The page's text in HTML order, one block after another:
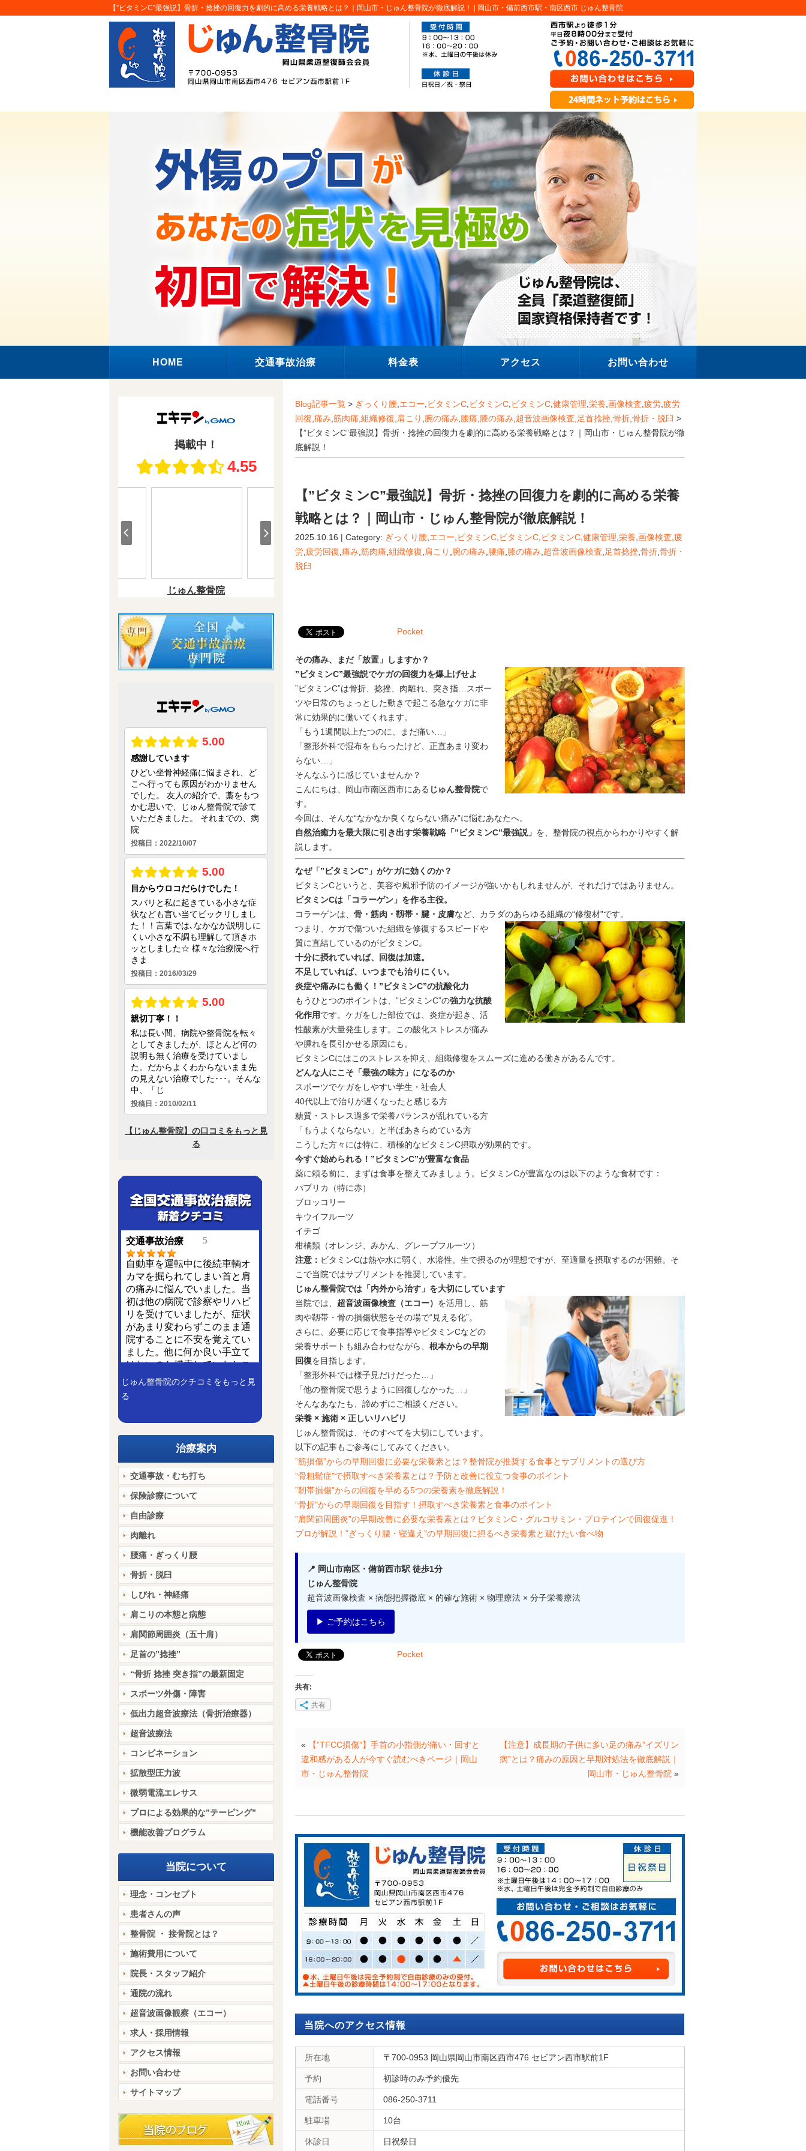
【”ビタミンC”最強説】骨折・捻挫の回復力を劇的に高める栄養戦略とは？｜岡山市・じゅん整骨院が徹底解説！ | 岡山市・備前西市駅・南区西市 じゅん整骨院
HOME 交通事故治療 料金表 アクセス お問い合わせ
Blog記事一覧 > ぎっくり腰 エコー ビタミンC ビタミンC ビタミンC 健康管理 栄養 画像検査 疲労 疲労
回復 痛み 筋肉痛 組織修復 肩こり 腕の痛み 腰痛 膝の痛み 超音波画像検査 足首捻挫 骨折 骨折・脱臼 >
【”ビタミンC”最強説】骨折・捻挫の回復力を劇的に高める栄養戦略とは？｜岡山市・じゅん整骨院が徹
底解説！
【”ビタミンC”最強説】骨折・捻挫の回復力を劇的に高める栄養
戦略とは？｜岡山市・じゅん整骨院が徹底解説！
2025.10.16 | Category: ぎっくり腰 エコー ビタミンC ビタミンC ビタミンC 健康管理 栄養 画像検査 疲
労 疲労回復 痛み 筋肉痛 組織修復 肩こり 腕の痛み 腰痛 膝の痛み 超音波画像検査 足首捻挫 骨折 骨折・
脱臼
Pocket
その痛み、まだ「放置」しますか？
”ビタミンC”最強説でケガの回復力を爆上げせよ
”ビタミンC”は骨折、捻挫、肉離れ、突き指…スポー
ツや日常のちょっとした動きで起こる急なケガに非
常に効果的に働いてくれます。
「もう1週間以上たつのに、まだ痛い…」
「整形外科で湿布をもらったけど、正直あまり変わ
らない…」
そんなふうに感じていませんか？
こんにちは、岡山市南区西市にある じゅん整骨院で
す。
今回は、そんな“なかなか良くならない痛み”に悩むあなたへ。
自然治癒力を最大限に引き出す栄養戦略「”ビタミンC”最強説」 を、整骨院の視点からわかりやすく解
説します。
なぜ「”ビタミンC”」がケガに効くのか？
ビタミンCというと、美容や風邪予防のイメージが強いかもしれませんが、それだけではありません。
ビタミンCは「コラーゲン」を作る主役。
コラーゲンは、 骨・筋肉・靱帯・腱・皮膚など、カラダのあらゆる組織の“修復材”です。
つまり、ケガで傷ついた組織を修復するスピードや
質に直結しているのがビタミンC。
十分に摂れていれば、回復は加速。
不足していれば、いつまでも治りにくい。
炎症や痛みにも働く！”ビタミンC”の抗酸化力
もうひとつのポイントは、”ビタミンC”の強力な抗酸
化作用です。ケガをした部位では、炎症が起き、活
性酸素が大量発生します。この酸化ストレスが痛み
や腫れを長引かせる原因にも。
ビタミンCにはこのストレスを抑え、組織修復をスムーズに進める働きがあるんです。
どんな人にこそ「最強の味方」になるのか
スポーツでケガをしやすい学生・社会人
40代以上で治りが遅くなったと感じる方
糖質・ストレス過多で栄養バランスが乱れている方
「もうよくならない」と半ばあきらめている方
こうした方々には特に、積極的なビタミンC摂取が効果的です。
今すぐ始められる！”ビタミンC”が豊富な食品
薬に頼る前に、まずは食事を整えてみましょう。ビタミンCが豊富なのは以下のような食材です：
パプリカ（特に赤）
ブロッコリー
キウイフルーツ
イチゴ
柑橘類（オレンジ、みかん、グレープフルーツ）
注意： ビタミンCは熱や水に弱く、水溶性。生で摂るのが理想ですが、至適量を摂取するのが困難。そ
こで当院ではサプリメントを推奨しています。
じゅん整骨院では「内外から治す」を大切にしています
当院では、 超音波画像検査（エコー） を活用し、筋
肉や靱帯・骨の損傷状態をその場で“見える化”。
さらに、必要に応じて食事指導やビタミンCなどの
栄養サポートも組み合わせながら、 根本からの早期
回復を目指します。
「整形外科では様子見だけだった…」
「他の整骨院で思うように回復しなかった…」
そんなあなたも、諦めずにご相談ください。
栄養 × 施術 × 正しいリハビリ
じゅん整骨院は、そのすべてを大切にしています。
以下の記事もご参考にしてみてください。
”筋損傷”からの早期回復に必要な栄養素とは？整骨院が推奨する食事とサプリメントの選び方
”骨粗鬆症”で摂取すべき栄養素とは？予防と改善に役立つ食事のポイント
”靭帯損傷”からの回復を早める5つの栄養素を徹底解説！
“骨折”からの早期回復を目指す！摂取すべき栄養素と食事のポイント
”肩関節周囲炎”の早期改善に必要な栄養素とは？ビタミンC・グルコサミン・プロテインで回復促進！
プロが解説！”ぎっくり腰・寝違え”の早期回復に摂るべき栄養素と避けたい食べ物
📍 岡山市南区・備前西市駅 徒歩1分
じゅん整骨院
超音波画像検査 × 病態把握徹底 × 的確な施術 × 物理療法 × 分子栄養療法
▶ ご予約はこちら
Pocket
共有:
共有
【注意】成長期の子供に多い足の痛み”イズリン
病”とは？痛みの原因と早期対処法を徹底解説｜
岡山市・じゅん整骨院 »
«
【”TFCC損傷”】手首の小指側が痛い・回すと
違和感がある人が今すぐ読むべきページ｜岡山
市・じゅん整骨院
当院へのアクセス情報
所在地 〒700-0953 岡山県岡山市南区西市476 セビアン西市駅前1F
予約 初診時のみ予約優先
電話番号 086-250-3711
駐車場 10台
休診日 日祝祭日
じゅん整骨院のクチコミをもっと見
る
治療案内
交通事故・むち打ち
保険診療について
自由診療
肉離れ
腰痛・ぎっくり腰
骨折・脱臼
しびれ・神経痛
肩こりの本態と病態
肩関節周囲炎（五十肩）
足首の”捻挫”
“骨折 捻挫 突き指”の最新固定
スポーツ外傷・障害
低出力超音波療法（骨折治療器）
超音波療法
コンビネーション
拡散型圧力波
微弱電流エレサス
プロによる効果的な”テーピング”
機能改善プログラム
当院について
理念・コンセプト
患者さんの声
整骨院 ・ 接骨院とは？
施術費用について
院長・スタッフ紹介
通院の流れ
超音波画像観察（エコー）
求人・採用情報
アクセス情報
お問い合わせ
サイトマップ